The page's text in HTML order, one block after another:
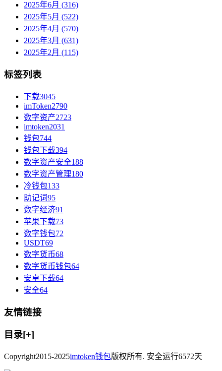
2025年6月 (316)
2025年5月 (522)
2025年4月 (570)
2025年3月 (631)
2025年2月 (115)
标签列表
下载3045
imToken2790
数字资产2723
imtoken2031
钱包744
钱包下载394
数字资产安全188
数字资产管理180
冷钱包133
助记词95
数字经济91
苹果下载73
数字钱包72
USDT69
数字货币68
数字货币钱包64
安卓下载64
安全64
友情链接
目录[+]
Copyright2015-2025imtoken钱包版权所有. 安全运行6572天